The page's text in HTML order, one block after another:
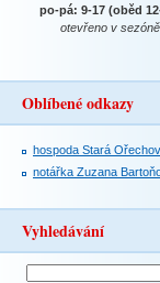
po-pá: 9-17 (oběd
otevřeno v sezóně
Oblíbené odkazy
hospoda Stará
notářka Zuzana
Vyhledávání